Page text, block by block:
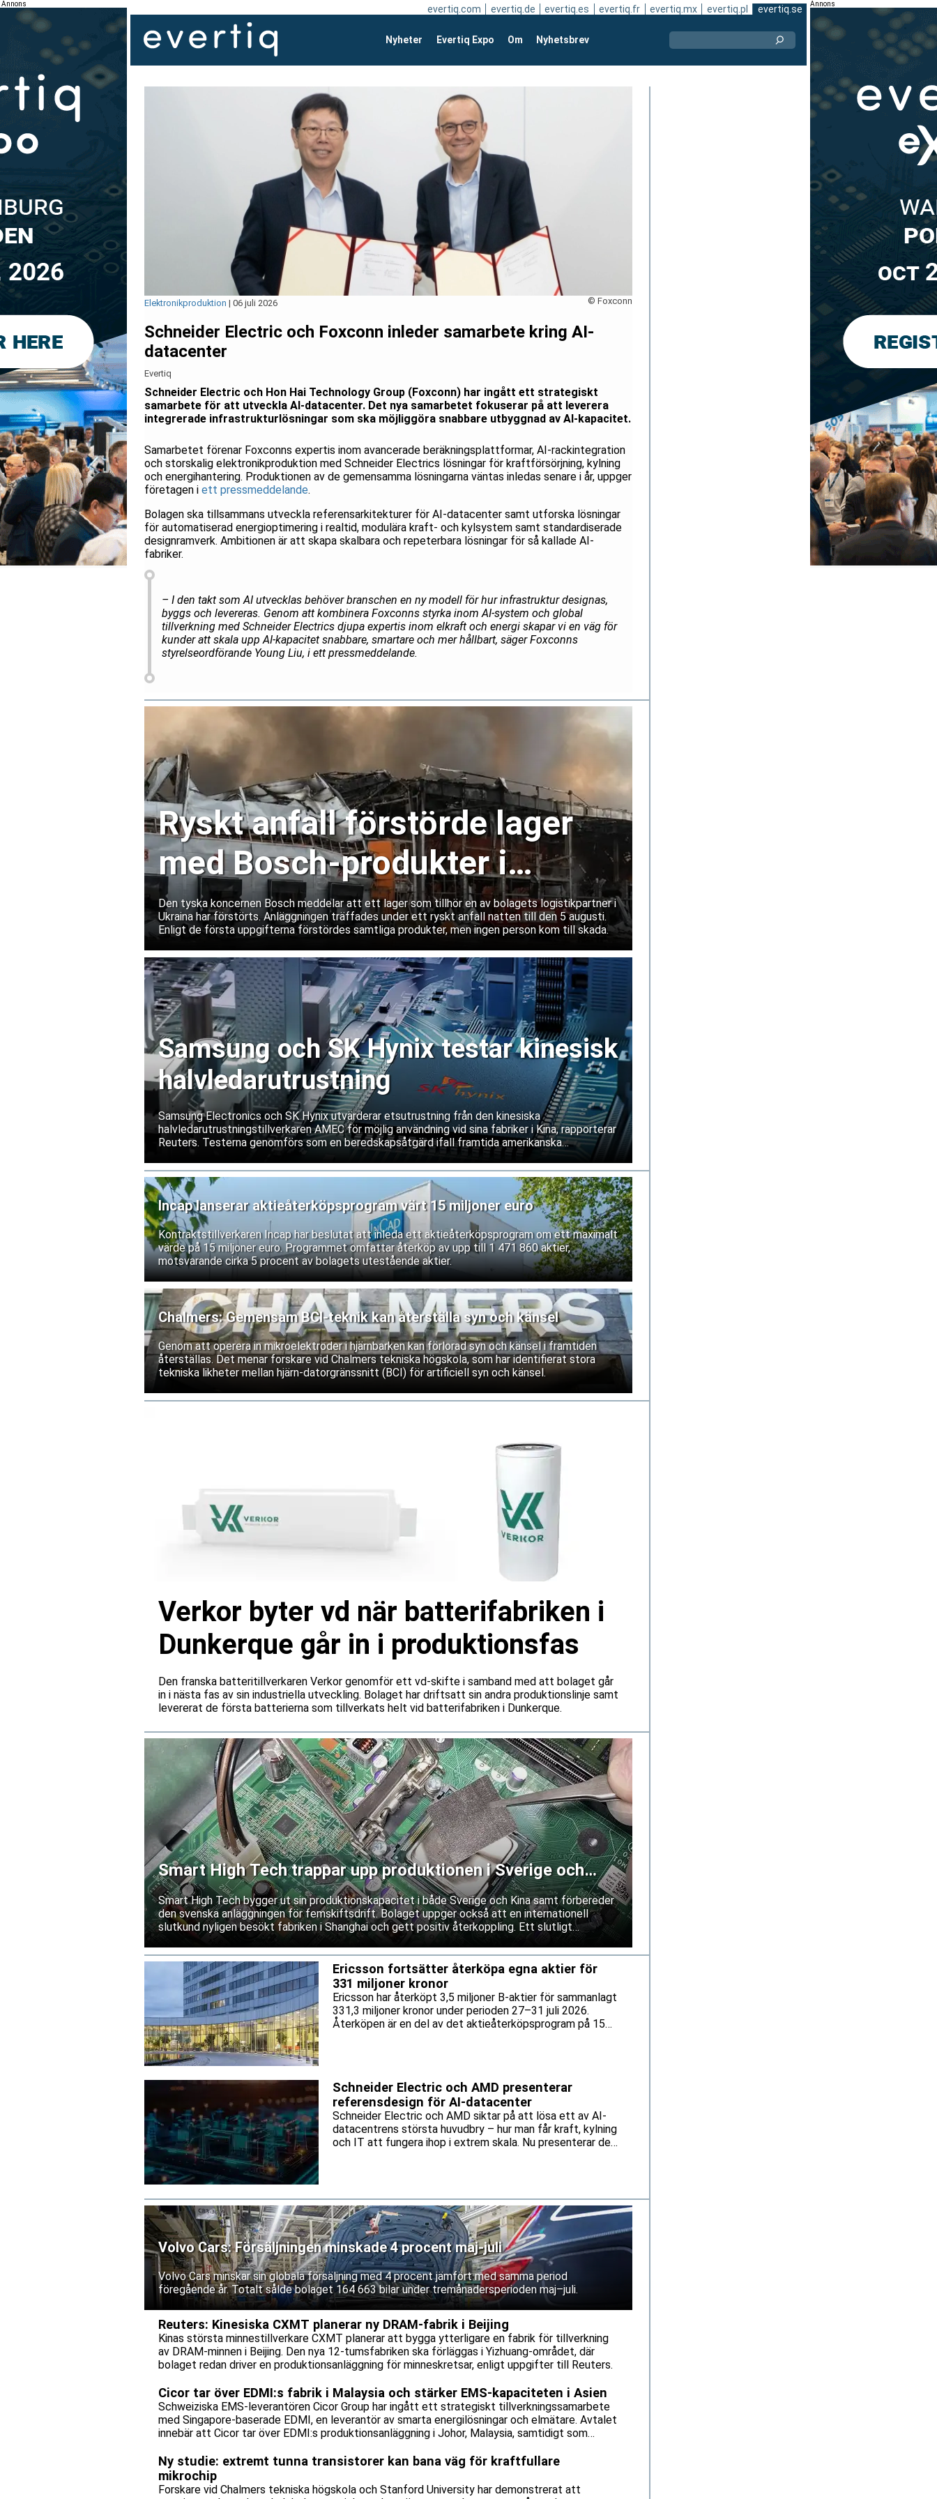
Annons evertiq.com evertiq.de evertiq.es evertiq.fr evertiq.mx evertiq.pl evertiq.se
Nyheter Evertiq Expo Om Nyhetsbrev
© Foxconn
Elektronikproduktion | 06 juli 2026
Schneider Electric och Foxconn inleder samarbete kring AI-
datacenter
Evertiq
Schneider Electric och Hon Hai Technology Group (Foxconn) har ingått ett strategiskt
samarbete för att utveckla AI-datacenter. Det nya samarbetet fokuserar på att leverera
integrerade infrastrukturlösningar som ska möjliggöra snabbare utbyggnad av AI-kapacitet.
Samarbetet förenar Foxconns expertis inom avancerade beräkningsplattformar, AI-rackintegration
och storskalig elektronikproduktion med Schneider Electrics lösningar för kraftförsörjning, kylning
och energihantering. Produktionen av de gemensamma lösningarna väntas inledas senare i år, uppger
företagen i ett pressmeddelande.
Bolagen ska tillsammans utveckla referensarkitekturer för AI-datacenter samt utforska lösningar
för automatiserad energioptimering i realtid, modulära kraft- och kylsystem samt standardiserade
designramverk. Ambitionen är att skapa skalbara och repeterbara lösningar för så kallade AI-
fabriker.
– I den takt som AI utvecklas behöver branschen en ny modell för hur infrastruktur designas,
byggs och levereras. Genom att kombinera Foxconns styrka inom AI-system och global
tillverkning med Schneider Electrics djupa expertis inom elkraft och energi skapar vi en väg för
kunder att skala upp AI-kapacitet snabbare, smartare och mer hållbart, säger Foxconns
styrelseordförande Young Liu, i ett pressmeddelande.
Ryskt anfall förstörde lager
med Bosch-produkter i
Ukraina
Den tyska koncernen Bosch meddelar att ett lager som tillhör en av bolagets logistikpartner i
Ukraina har förstörts. Anläggningen träffades under ett ryskt anfall natten till den 5 augusti.
Enligt de första uppgifterna förstördes samtliga produkter, men ingen person kom till skada.
Samsung och SK Hynix testar kinesisk
halvledarutrustning
Samsung Electronics och SK Hynix utvärderar etsutrustning från den kinesiska
halvledarutrustningstillverkaren AMEC för möjlig användning vid sina fabriker i Kina, rapporterar
Reuters. Testerna genomförs som en beredskapsåtgärd ifall framtida amerikanska
exportrestriktioner skulle försvåra service och underhåll av västerländsk utrustning. Båda
bolagen tillbakavisar dock uppgifterna.
Incap lanserar aktieåterköpsprogram värt 15 miljoner euro
Kontraktstillverkaren Incap har beslutat att inleda ett aktieåterköpsprogram om ett maximalt
värde på 15 miljoner euro. Programmet omfattar återköp av upp till 1 471 860 aktier,
motsvarande cirka 5 procent av bolagets utestående aktier.
Chalmers: Gemensam BCI-teknik kan återställa syn och känsel
Genom att operera in mikroelektroder i hjärnbarken kan förlorad syn och känsel i framtiden
återställas. Det menar forskare vid Chalmers tekniska högskola, som har identifierat stora
tekniska likheter mellan hjärn-datorgränssnitt (BCI) för artificiell syn och känsel.
Verkor byter vd när batterifabriken i
Dunkerque går in i produktionsfas
Den franska batteritillverkaren Verkor genomför ett vd-skifte i samband med att bolaget går
in i nästa fas av sin industriella utveckling. Bolaget har driftsatt sin andra produktionslinje samt
levererat de första batterierna som tillverkats helt vid batterifabriken i Dunkerque.
Smart High Tech trappar upp produktionen i Sverige och
Kina
Smart High Tech bygger ut sin produktionskapacitet i både Sverige och Kina samt förbereder
den svenska anläggningen för femskiftsdrift. Bolaget uppger också att en internationell
slutkund nyligen besökt fabriken i Shanghai och gett positiv återkoppling. Ett slutligt
leverantörsgodkännande inväntas dock fortfarande.
Ericsson fortsätter återköpa egna aktier för
331 miljoner kronor
Ericsson har återköpt 3,5 miljoner B-aktier för sammanlagt
331,3 miljoner kronor under perioden 27–31 juli 2026.
Återköpen är en del av det aktieåterköpsprogram på 15
Schneider Electric och AMD presenterar
referensdesign för AI-datacenter
Schneider Electric och AMD siktar på att lösa ett av AI-
datacentrens största huvudbry – hur man får kraft, kylning
och IT att fungera ihop i extrem skala. Nu presenterar de
Volvo Cars: Försäljningen minskade 4 procent maj-juli
Volvo Cars minskar sin globala försäljning med 4 procent jämfört med samma period
föregående år. Totalt sålde bolaget 164 663 bilar under tremånadersperioden maj–juli.
Reuters: Kinesiska CXMT planerar ny DRAM-fabrik i Beijing
Kinas största minnestillverkare CXMT planerar att bygga ytterligare en fabrik för tillverkning
av DRAM-minnen i Beijing. Den nya 12-tumsfabriken ska förläggas i Yizhuang-området, där
bolaget redan driver en produktionsanläggning för minneskretsar, enligt uppgifter till Reuters.
Cicor tar över EDMI:s fabrik i Malaysia och stärker EMS-kapaciteten i Asien
Schweiziska EMS-leverantören Cicor Group har ingått ett strategiskt tillverkningssamarbete
med Singapore-baserade EDMI, en leverantör av smarta energilösningar och elmätare. Avtalet
innebär att Cicor tar över EDMI:s produktionsanläggning i Johor, Malaysia, samtidigt som
Ny studie: extremt tunna transistorer kan bana väg för kraftfullare
mikrochip
Forskare vid Chalmers tekniska högskola och Stanford University har demonstrerat att
Annons